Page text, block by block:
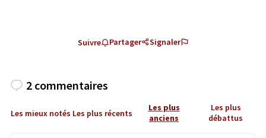
Suivre Partager Signaler
2 commentaires
Les mieux notés Les plus récents
Les plus
anciens
Les plus
débattus